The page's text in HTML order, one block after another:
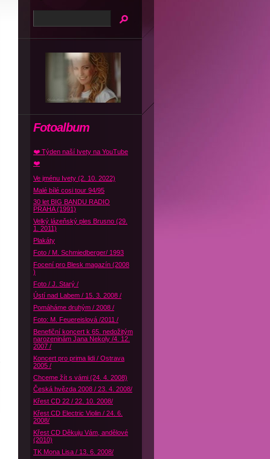
Fotoalbum
❤️ Týden naší Ivety na YouTube
❤️
Ve jménu Ivety (2. 10. 2022)
Malé bílé cosi tour 94/95
30 let BIG BANDU RADIO
PRAHA (1991)
Velký lázeňský ples Brusno (29.
1. 2011)
Plakáty
Foto / M. Schmiedberger/ 1993
Focení pro Blesk magazín (2008
)
Foto / J. Starý /
Ústí nad Labem / 15. 3. 2008 /
Pomáháme druhým / 2008 /
Foto: M. Feuereislová /2011 /
Benefiční koncert k 65. nedožitým
narozeninám Jana Nekoly /4. 12.
2007 /
Koncert pro prima lidi / Ostrava
2005 /
Chceme žít s vámi (24. 4. 2008)
Česká hvězda 2008 / 23. 4. 2008/
Křest CD 22 / 22. 10. 2008/
Křest CD Electric Violin / 24. 6.
2008/
Křest CD Děkuju Vám, andělové
(2010)
TK Mona Lisa / 13. 6. 2008/